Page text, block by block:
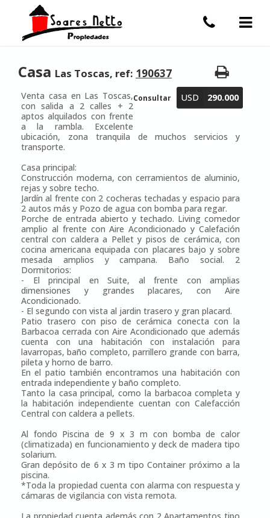
Casa Las Toscas, ref: 190637
Consultar USD 290.000
Venta casa en Las Toscas,
con salida a 2 calles + 2
aptos alquilados con frente
a la rambla. Excelente
ubicación, zona tranquila de muchos servicios y
transporte.
Casa principal:
Construcción moderna, con cerramientos de aluminio,
rejas y sobre techo.
Jardín al frente con 2 cocheras techadas y espacio para
2 autos más y Pozo de agua con bomba para regar.
Porche de entrada abierto y techado. Living comedor
amplio al frente con Aire Acondicionado y Calefación
central con caldera a Pellet y pisos de cerámica, con
cocina americana equipada con placares bajo y sobre
mesada amplios y campana. Baño social. 2
Dormitorios:
- El principal en Suite, al frente con amplias
dimensiones y grandes placares, con Aire
Acondicionado.
- El segundo con vista al jardin trasero y gran placard.
Patio trasero con piso de cerámica conecta con la
Barbacoa cerrada con Aire Acondicionado que además
cuenta con una habitación con instalación para
lavarropas, baño completo, parrillero grande con barra,
pileta y horno de barro.
En el patio también encontramos una habitación con
entrada independiente y baño completo.
Tanto la casa principal, como la barbacoa completa y
la habitación independiente cuentan con Calefacción
Central con caldera a pellets.
Al fondo Piscina de 9 x 3 m con bomba de calor
(climatizada) en funcionamiento y deck de madera tipo
solarium.
Gran depósito de 6 x 3 m tipo Container próximo a la
piscina.
*Toda la propiedad cuenta con alarma con respuesta y
cámaras de vigilancia con vista remota.